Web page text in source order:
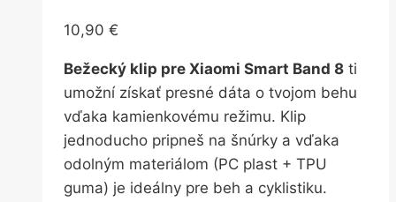
10,90 €
Bežecký klip pre Xiaomi Smart Band 8 ti
umožní získať presné dáta o tvojom behu
vďaka kamienkovému režimu. Klip
jednoducho pripneš na šnúrky a vďaka
odolným materiálom (PC plast + TPU
guma) je ideálny pre beh a cyklistiku.